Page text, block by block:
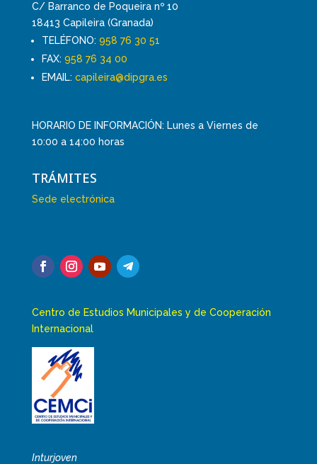
C/ Barranco de Poqueira nº 10
18413 Capileira (Granada)
TELÉFONO: 958 76 30 51
FAX: 958 76 34 00
EMAIL: capileira@dipgra.es
HORARIO DE INFORMACIÓN: Lunes a Viernes de
10:00 a 14:00 horas
TRÁMITES
Sede electrónica
Centro de Estudios Municipales y de Cooperación
Internacional
Inturjoven